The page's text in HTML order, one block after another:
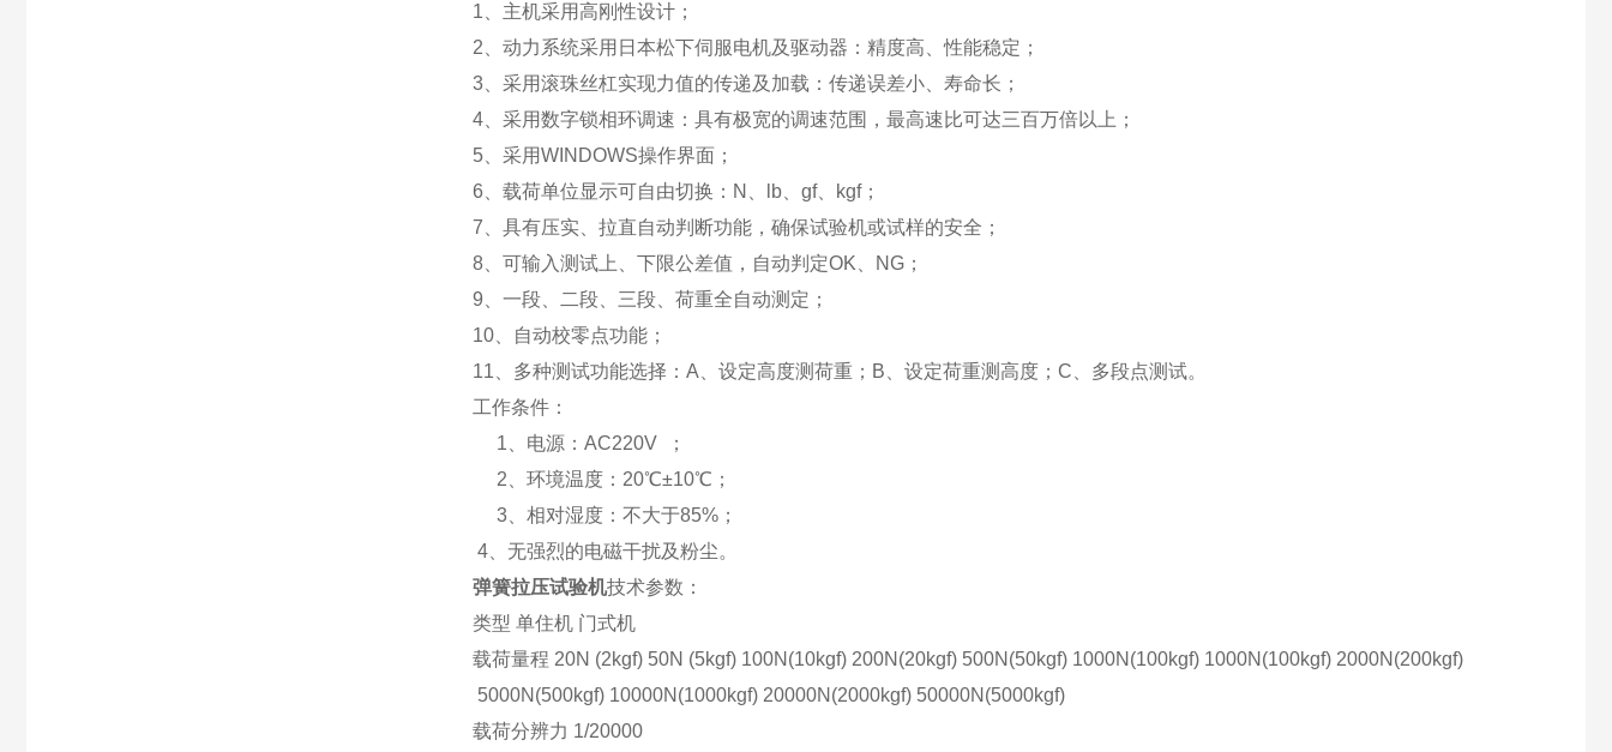
1、主机采用高刚性设计；
2、动力系统采用日本松下伺服电机及驱动器：精度高、性能稳定；
3、采用滚珠丝杠实现力值的传递及加载：传递误差小、寿命长；
4、采用数字锁相环调速：具有极宽的调速范围，最高速比可达三百万倍以上；
5、采用WINDOWS操作界面；
6、载荷单位显示可自由切换：N、lb、gf、kgf；
7、具有压实、拉直自动判断功能，确保试验机或试样的安全；
8、可输入测试上、下限公差值，自动判定OK、NG；
9、一段、二段、三段、荷重全自动测定；
10、自动校零点功能；
11、多种测试功能选择：A、设定高度测荷重；B、设定荷重测高度；C、多段点测试。
工作条件：
1、电源：AC220V ；
2、环境温度：20℃±10℃；
3、相对湿度：不大于85%；
4、无强烈的电磁干扰及粉尘。
弹簧拉压试验机技术参数：
类型 单住机 门式机
载荷量程 20N (2kgf) 50N (5kgf) 100N(10kgf) 200N(20kgf) 500N(50kgf) 1000N(100kgf) 1000N(100kgf) 2000N(200kgf)
5000N(500kgf) 10000N(1000kgf) 20000N(2000kgf) 50000N(5000kgf)
载荷分辨力 1/20000